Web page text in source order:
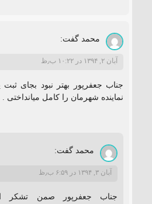
محمد گفت:
آبان ۲, ۱۳۹۴ در ۱۰:۲۲ ب٫ظ
جناب جعفرپور بهتر نبود بجای
نماینده شهرمان را کامل میانداختی .
محمد گفت:
آبان ۳, ۱۳۹۴ در ۶:۵۹ ب٫ظ
جناب جعفرپور صمن تشکر